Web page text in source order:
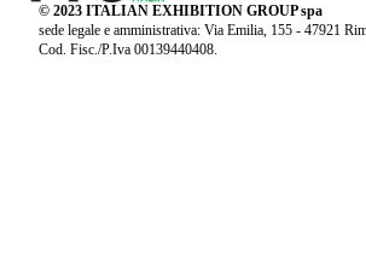
© 2023 ITALIAN EXHIBITION GROUP spa
sede legale e amministrativa: Via Emilia, 155 - 47921
Cod. Fisc./P.Iva 00139440408.